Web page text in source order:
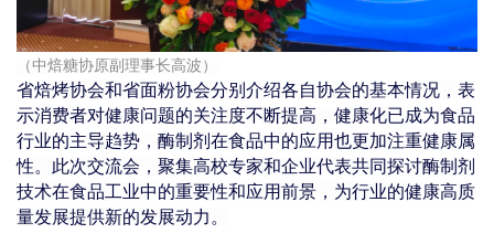
（中焙糖协原副理事长高波）
省焙烤协会和省面粉协会分别介绍各自协会的基本情况，表
示消费者对健康问题的关注度不断提高，健康化已成为食品
行业的主导趋势，酶制剂在食品中的应用也更加注重健康属
性。 此次交流会，聚集高校专家和企业代表共同探讨酶制剂
技术在食品工业中的重要性和应用前景，为行业的健康高质
量发展提供新的发展动力。